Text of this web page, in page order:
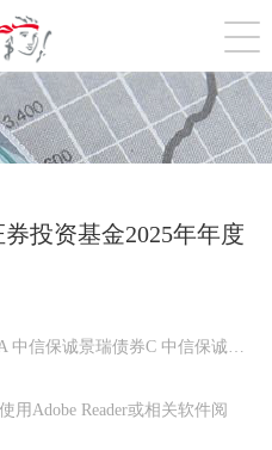
切
投资基金2025年年度
中信保诚景瑞债券A 中信保诚景瑞债券C 中信保诚景瑞债券D
用Adobe Reader或相关软件阅